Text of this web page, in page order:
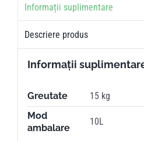
Informații suplimentare
Descriere produs
Informații
Greutate
15 kg
Mod
ambalare
10L